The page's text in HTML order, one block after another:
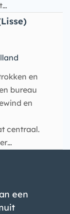
en
bureau
en
centraal.
een